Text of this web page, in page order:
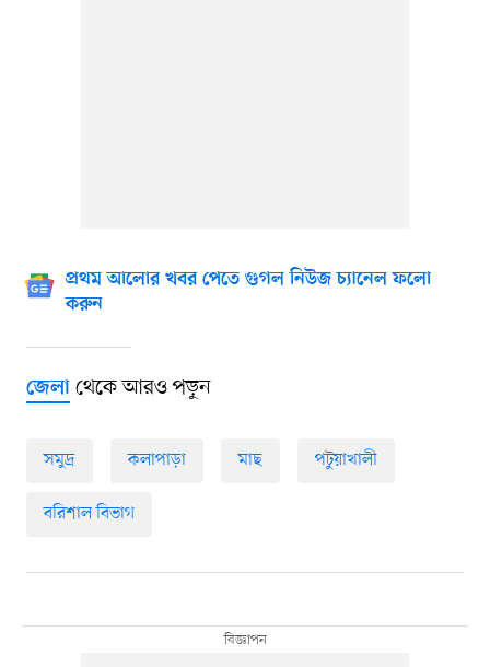
প্রথম আলোর খবর পেতে গুগল নিউজ চ্যানেল ফলো
করুন
জেলাথেকে আরও পড়ুন
সমুদ্র কলাপাড়া মাছ পটুয়াখালী
বরিশাল বিভাগ